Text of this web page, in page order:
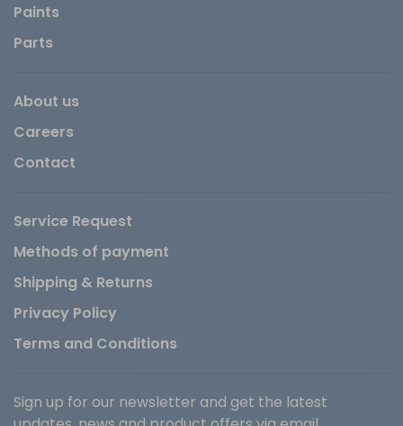
Paints
Parts
About us
Careers
Contact
Service Request
Methods of payment
Shipping & Returns
Privacy Policy
Terms and Conditions
Sign up for our newsletter and get the latest